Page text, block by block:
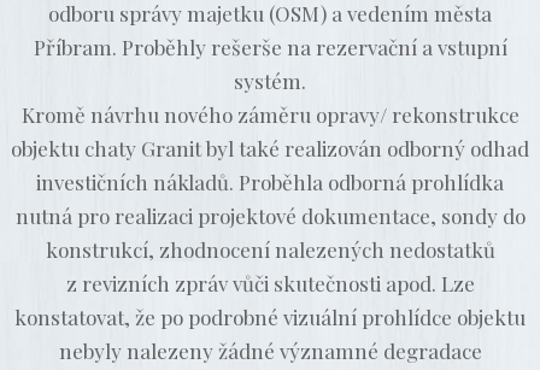
odboru správy majetku (OSM) a vedením města
Příbram. Proběhly rešerše na rezervační a vstupní
systém.
Kromě návrhu nového záměru opravy/ rekonstrukce
objektu chaty Granit byl také realizován odborný odhad
investičních nákladů. Proběhla odborná prohlídka
nutná pro realizaci projektové dokumentace, sondy do
konstrukcí, zhodnocení nalezených nedostatků
z revizních zpráv vůči skutečnosti apod. Lze
konstatovat, že po podrobné vizuální prohlídce objektu
nebyly nalezeny žádné významné degradace